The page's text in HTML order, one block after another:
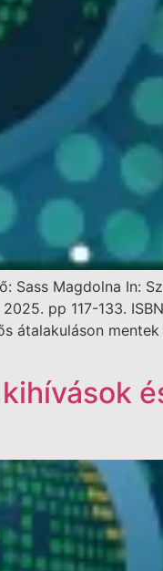
Sass Magdolna In:
pp 117-133.
átalakuláson mentek